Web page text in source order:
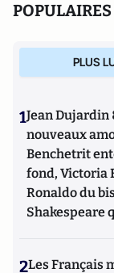
POPULAIRES
PLUS
1Jean Dujardin
nouveaux
Benchetrit
fond, Victoria
Ronaldo du
Shakespeare
2Les Français